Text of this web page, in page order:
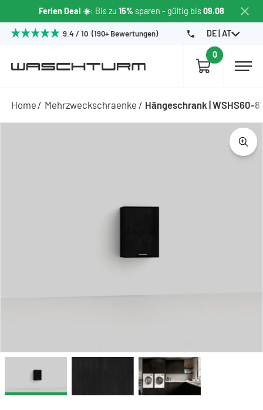
Ferien Deal ☀️: Bis zu 15% sparen - gültig bis09.08
9.4 / 10 (190+ Bewertungen) DE | AT
0
Home Mehrzweckschraenke Hängeschrank | WSHS60-